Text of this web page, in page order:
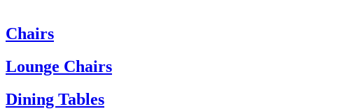
Om du behöver hjälp är du välkommen att kontakta vår kundtjänst:
Tel. +45 66 12 14 04
info@carlhansen.dk
Chairs
Lounge Chairs
Dining Tables